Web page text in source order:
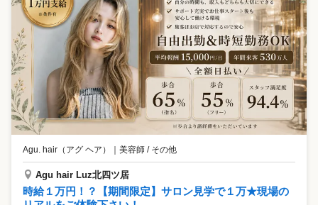
Agu. hair（アグ ヘア） ｜ 美容師 / その他
Agu hair Luz北四ツ居
時給１万円！？【期間限定】サロン見学で１万★現場の